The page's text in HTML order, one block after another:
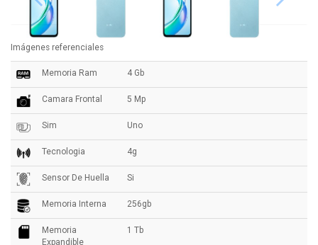
Imágenes referenciales
Memoria Ram 4 Gb
Camara Frontal 5 Mp
Sim Uno
Tecnologia 4g
Sensor De Huella Si
Memoria Interna 256gb
Memoria
Expandible
1 Tb